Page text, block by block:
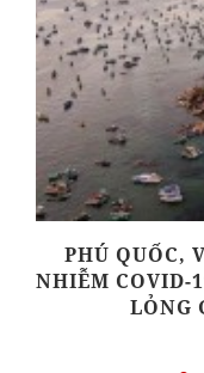
PHÚ QUỐC,
NHIỄM COVID-
LỎNG